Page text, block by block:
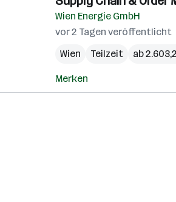
Wien Energie GmbH
vor 2 Tagen veröffentlicht
Wien
Teilzeit ab
Merken